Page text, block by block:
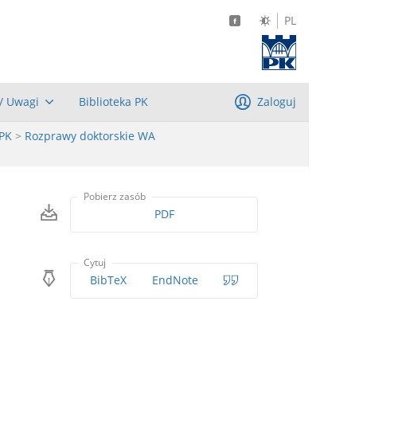
PL
Uwagi Biblioteka PK Zaloguj
> Rozprawy doktorskie WA
Pobierz zasób
PDF
Cytuj
BibTeX EndNote